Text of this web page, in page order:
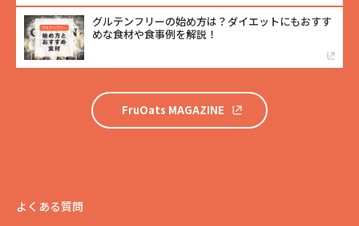
グルテンフリーの始め方は？ダイエットにもおすす
めな食材や食事例を解説！
FruOats MAGAZINE
よくある質問